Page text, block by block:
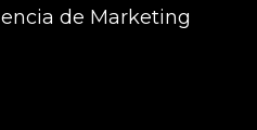
de Marketing